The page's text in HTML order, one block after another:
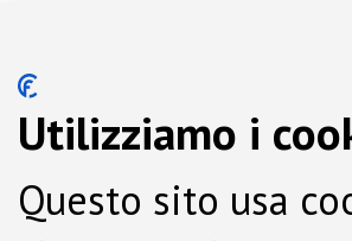
Utilizziamo i
Questo sito usa